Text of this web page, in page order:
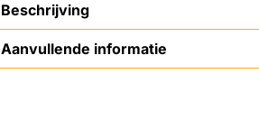
Beschrijving
Aanvullende informatie